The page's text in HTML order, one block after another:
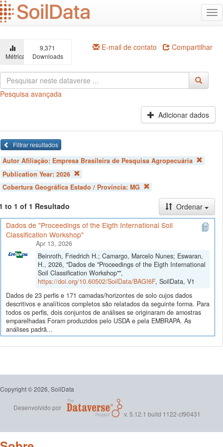
Ir
para
o
principal
Métricas
9,371
Downloads
E-mail de contato Compartilhar
Pesquisa avançada
Adicionar dados
Filtrar resultados
Autor Afiliação: Empresa Brasileira de Pesquisa Agropecuária
Publication Year: 2026
Cobertura Geográfica Estado / Província: MG
to 1 of 1 Resultado
Ordenar
Dados de "Proceedings of the Eigth International Soil
Classification Workshop"
Apr 13, 2026
Beinroth, Friedrich H.; Camargo, Marcelo Nunes; Eswaran,
H., 2026, "Dados de "Proceedings of the Eigth International
Soil Classification Workshop"",
https://doi.org/10.60502/SoilData/BAGI6F, SoilData, V1
Dados de 23 perfis e 171 camadas/horizontes de solo cujos dados
descritivos e analíticos completos são relatados da seguinte forma. Para
todos os perfis, dois conjuntos de análises se originaram de amostras
emparelhadas Foram produzidos pelo USDA e pela EMBRAPA. As
análises padrã...
Copyright © 2026, SoilData
Desenvolvido por
v. 5.12.1 build 1122-cf90431